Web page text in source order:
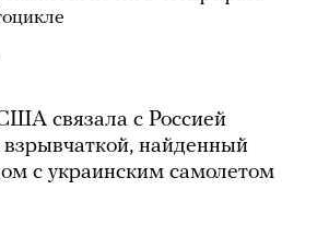
связала с Россией
взрывчаткой, найденный
с украинским самолетом